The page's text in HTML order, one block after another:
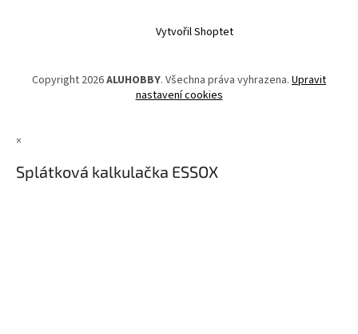
Vytvořil Shoptet
Copyright 2026ALUHOBBY. Všechna práva vyhrazena. Upravit
nastavení cookies
×
Splátková kalkulačka ESSOX